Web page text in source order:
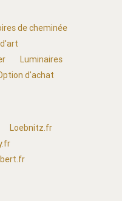
de cheminée
Luminaires
d'achat
Loebnitz.fr